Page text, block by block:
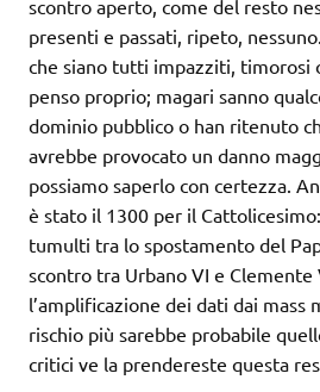
scontro aperto, come del resto
presenti e passati, ripeto,
che siano tutti impazziti, timorosi
penso proprio; magari sanno
dominio pubblico o han ritenuto
avrebbe provocato un danno
possiamo saperlo con certezza.
è stato il 1300 per il
tumulti tra lo spostamento del
scontro tra Urbano VI e Clemente
l’amplificazione dei dati dai mass
rischio più sarebbe probabile
critici ve la prendereste questa